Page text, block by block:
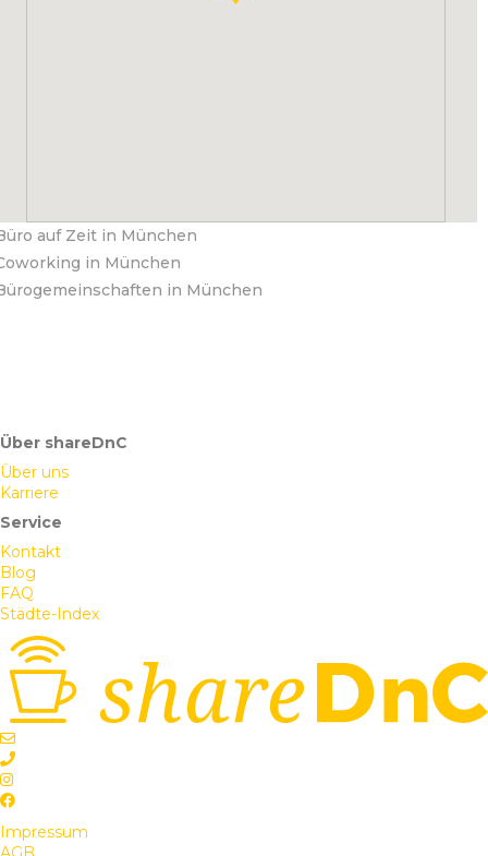
auf Zeit in München
in München
in München
Über shareDnC
Über uns
Karriere
Service
Kontakt
Blog
FAQ
Städte-Index
Impressum